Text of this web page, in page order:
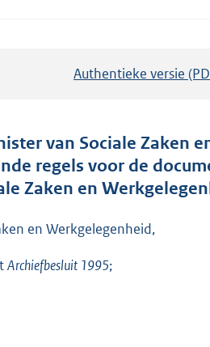
Authentieke versie
van Sociale Zaken
regels voor de
Zaken en
en Werkgelegenheid,
Archiefbesluit 1995;